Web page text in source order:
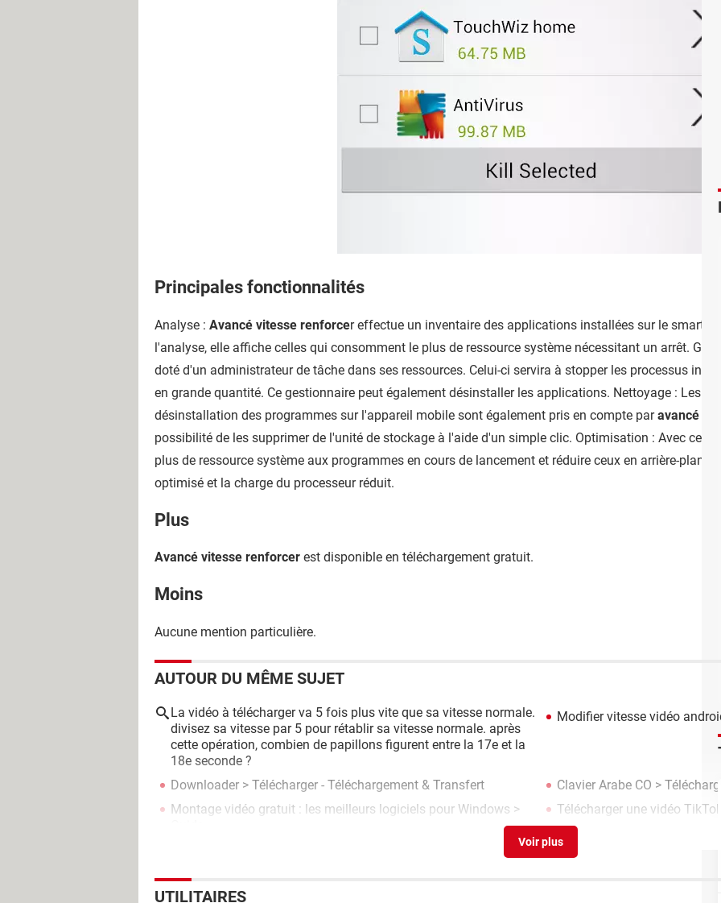
Principales fonctionnalités
Analyse : Avancé vitesse renforcer effectue un inventaire des applications installées sur le
l'analyse, elle affiche celles qui consomment le plus de ressource système nécessitant un arrêt.
doté d'un administrateur de tâche dans ses ressources. Celui-ci servira à stopper les processus
en grande quantité. Ce gestionnaire peut également désinstaller les applications. Nettoyage : Les
désinstallation des programmes sur l'appareil mobile sont également pris en compte paravancé
possibilité de les supprimer de l'unité de stockage à l'aide d'un simple clic. Optimisation : Avec
plus de ressource système aux programmes en cours de lancement et réduire ceux en arrière-plan.
optimisé et la charge du processeur réduit.
Plus
Avancé vitesse renforcer est disponible en téléchargement gratuit.
Moins
Aucune mention particulière.
AUTOUR DU MÊME SUJET
La vidéo à télécharger va 5 fois plus vite que sa vitesse normale.
divisez sa vitesse par 5 pour rétablir sa vitesse normale. après
cette opération, combien de papillons figurent entre la 17e et la
18e seconde ?
Modifier vitesse vidéo
Downloader > Télécharger - Téléchargement & Transfert Clavier Arabe CO >
Montage vidéo gratuit : les meilleurs logiciels pour Windows >
Télécharger une vidéo
UTILITAIRES